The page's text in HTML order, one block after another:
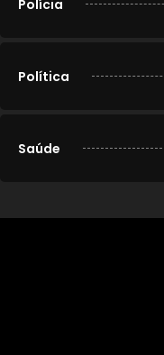
Polícia
Política
Saúde